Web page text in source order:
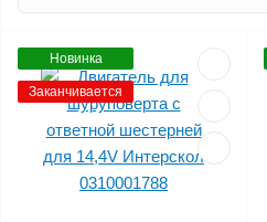
Новинка
Заканчивается